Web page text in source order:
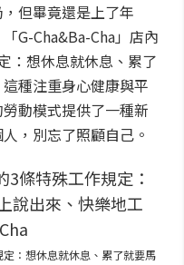
但畢竟還是上了年
G-Cha&Ba-Cha」店內
：想休息就休息、累了
種注重身心健康與平
動模式提供了一種新
，別忘了照顧自己。
定：想休息就休息、累了就要馬